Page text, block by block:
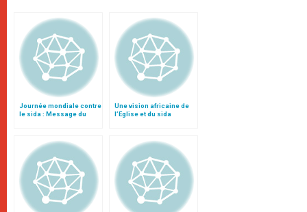
Journée mondiale contre
le sida : Message du
Une vision africaine de
l’Eglise et du sida